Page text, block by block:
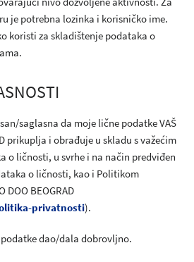
je potrebna lozinka i korisničko ime.
koristi za skladištenje podataka o
saglasna da moje lične podatke VAŠ
prikuplja i obrađuje u skladu s važećim
o ličnosti, u svrhe i na način predviđen
o ličnosti, kao i Politikom
DOO BEOGRAD
privatnosti).
dao/dala dobrovljno.